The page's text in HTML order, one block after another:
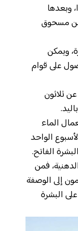
وبعدها
من مسحوق
ويمكن
على قوام
ثلاثون
الماء
الواحد
الفاتح.
فمن
إلى الوصفة
البشرة